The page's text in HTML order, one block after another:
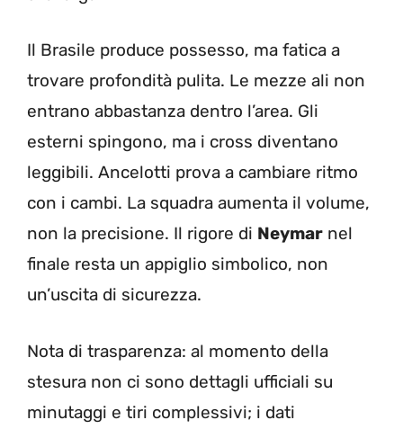
Il Brasile produce possesso, ma fatica a
trovare profondità pulita. Le mezze ali non
entrano abbastanza dentro l’area. Gli
esterni spingono, ma i cross diventano
leggibili. Ancelotti prova a cambiare ritmo
con i cambi. La squadra aumenta il volume,
non la precisione. Il rigore di Neymar nel
finale resta un appiglio simbolico, non
un’uscita di sicurezza.
Nota di trasparenza: al momento della
stesura non ci sono dettagli ufficiali su
minutaggi e tiri complessivi; i dati